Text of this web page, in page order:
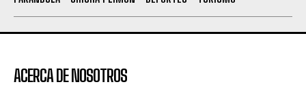
ACERCA DE NOSOTROS